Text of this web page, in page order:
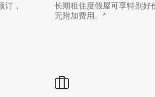
，
长期租住度假屋可享特别好
无附加费用。*